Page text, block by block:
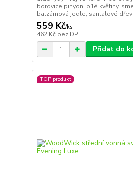
borovice pinyon, bílé květiny,
balzámová jedle, santalové
559 Kč/ks
462 Kč bez DPH
Přidat do
TOP produkt